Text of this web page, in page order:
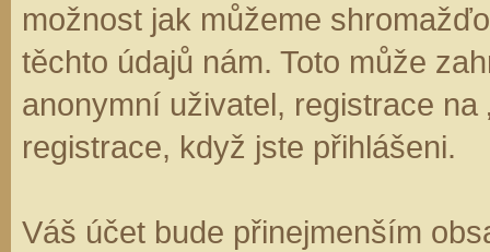
možnost jak můžeme
těchto údajů nám. Toto může
anonymní uživatel, registrace
registrace, když jste přihlášeni.
Váš účet bude přinejmenším